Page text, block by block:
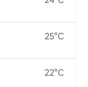
25°C
22°C